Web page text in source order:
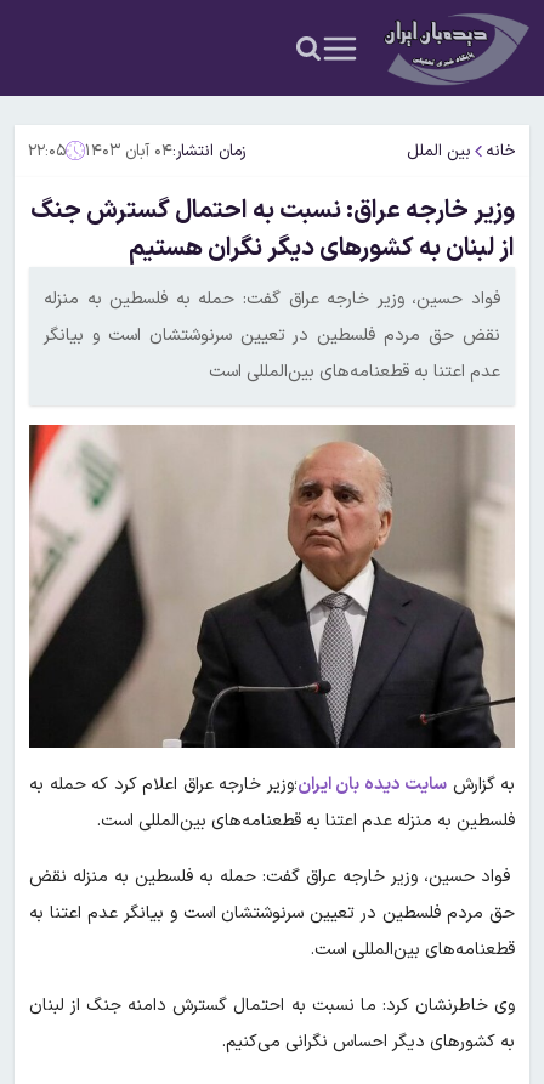
خانه بین الملل زمان انتشار:۰۴ آبان ۱۴۰۳ ۲۲:۰۵
وزیر خارجه عراق: نسبت به احتمال گسترش جنگ
از لبنان به کشورهای دیگر نگران هستیم
فواد حسین، وزیر خارجه عراق گفت: حمله به فلسطین به منزله
نقض حق مردم فلسطین در تعیین سرنوشتشان است و بیانگر
عدم اعتنا به قطعنامه‌های بین‌المللی است
به گزارش سایت دیده بان ایران؛وزیر خارجه عراق اعلام کرد که حمله به
فلسطین به منزله عدم اعتنا به قطعنامه‌های بین‌المللی است.
فواد حسین، وزیر خارجه عراق گفت: حمله به فلسطین به منزله نقض
حق مردم فلسطین در تعیین سرنوشتشان است و بیانگر عدم اعتنا به
قطعنامه‌های بین‌المللی است.
وی خاطرنشان کرد: ما نسبت به احتمال گسترش دامنه جنگ از لبنان
به کشورهای دیگر احساس نگرانی می‌کنیم.